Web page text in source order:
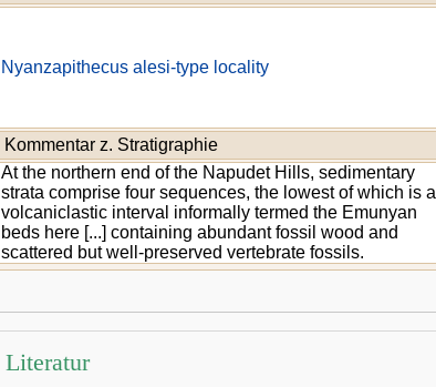
Nyanzapithecus alesi-type locality
Kommentar z. Stratigraphie
At the northern end of the Napudet Hills, sedimentary
strata comprise four sequences, the lowest of which is a
volcaniclastic interval informally termed the Emunyan
beds here [...] containing abundant fossil wood and
scattered but well-preserved vertebrate fossils.
Literatur